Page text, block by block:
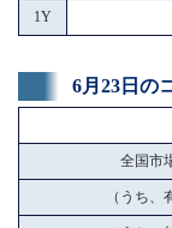
1Y
6月23日の
全国市
（うち、